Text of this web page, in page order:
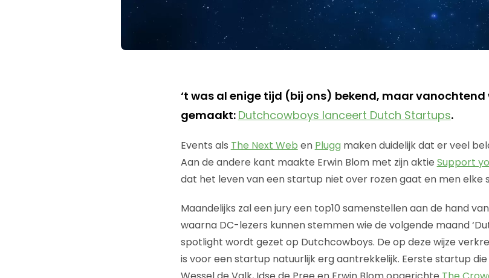
‘t was al enige tijd (bij ons) bekend, maar
gemaakt: Dutchcowboys lanceert Dutch Startups.
Events als The Next Web en Plugg maken duidelijk dat er veel
Aan de andere kant maakte Erwin Blom met zijn aktie Support
dat het leven van een startup niet over rozen gaat en men elke
Maandelijks zal een jury een top10 samenstellen aan de hand
waarna DC-lezers kunnen stemmen wie de volgende maand
spotlight wordt gezet op Dutchcowboys. De op deze wijze
is voor een startup natuurlijk erg aantrekkelijk. Eerste startup